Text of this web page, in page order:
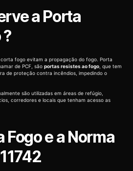
a Porta
fogo evitam a propagação do fogo. Porta
de PCF, são portas resistes ao fogo , que tem
de proteção contra incêndios, impedindo o
são utilizadas em áreas de refúgio,
corredores e locais que tenham acesso as
Fogo e a Norma